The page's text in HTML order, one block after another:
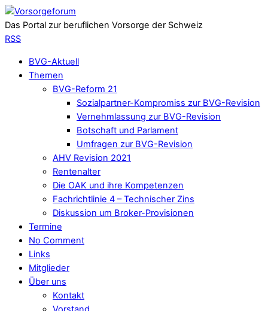
Das Portal zur beruflichen Vorsorge der Schweiz
RSS
BVG-Aktuell
Themen
BVG-Reform 21
Sozialpartner-Kompromiss zur BVG-Revision
Vernehmlassung zur BVG-Revision
Botschaft und Parlament
Umfragen zur BVG-Revision
AHV Revision 2021
Rentenalter
Die OAK und ihre Kompetenzen
Fachrichtlinie 4 – Technischer Zins
Diskussion um Broker-Provisionen
Termine
No Comment
Links
Mitglieder
Über uns
Kontakt